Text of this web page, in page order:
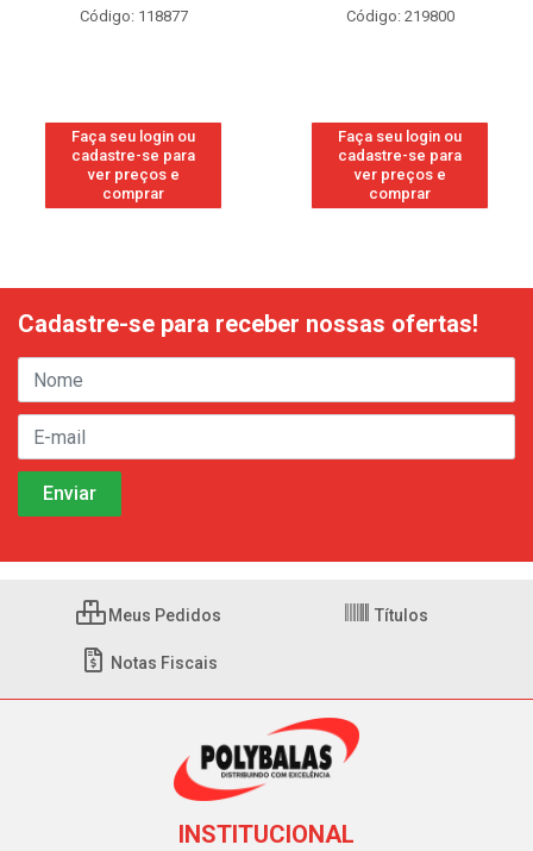
Código: 118877
Faça seu login ou
cadastre-se para
ver preços e
comprar
Código: 219800
Faça seu login ou
cadastre-se para
ver preços e
comprar
Cadastre-se para receber nossas ofertas!
Meus Pedidos Títulos
Notas Fiscais
INSTITUCIONAL